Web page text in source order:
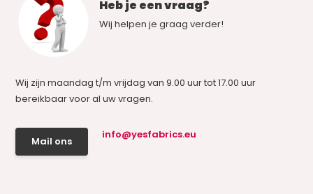
Heb je een vraag?
Wij helpen je graag verder!
Wij zijn maandag t/m vrijdag van 9.00 uur tot 17.00 uur
bereikbaar voor al uw vragen.
Mail ons
info@yesfabrics.eu